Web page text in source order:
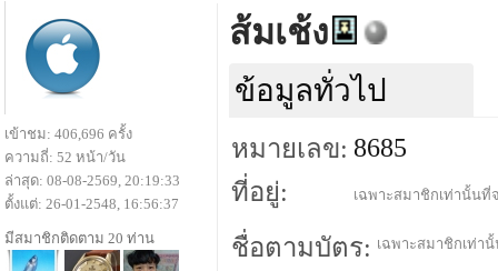
ส้มเช้ง
ข้อมูลทั่วไป
หมายเลข: 8685
ที่อยู่:
เฉพาะสมาชิกเท่านั้นที่
ชื่อตามบัตร: เฉพาะสมาชิกเท่า
เข้าชม: 406,696 ครั้ง
ความถี่: 52 หน้า/วัน
ล่าสุด: 08-08-2569, 20:19:33
ตั้งแต่: 26-01-2548, 16:56:37
มีสมาชิกติดตาม 20 ท่าน